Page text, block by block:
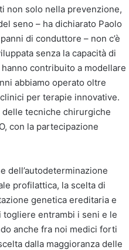
non solo nella prevenzione,
seno – ha dichiarato Paolo
di conduttore – non c’è
senza la capacità di
contribuito a modellare
abbiamo operato oltre
per terapie innovative.
tecniche chirurgiche
con la partecipazione
dell’autodeterminazione
profilattica, la scelta di
genetica ereditaria e
togliere entrambi i seni e le
anche fra noi medici forti
dalla maggioranza delle